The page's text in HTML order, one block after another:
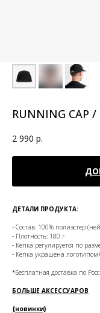
RUNNING CAP /
2 990 р.
ДЕТАЛИ ПРОДУКТА:
- Состав: 100% полиэстер
- Плотность: 180 г
- Кепка регулируется по
- Кепка украшена логотипом
*Бесплатная доставка по
БОЛЬШЕ АКСЕССУАРОВ
{новинки}